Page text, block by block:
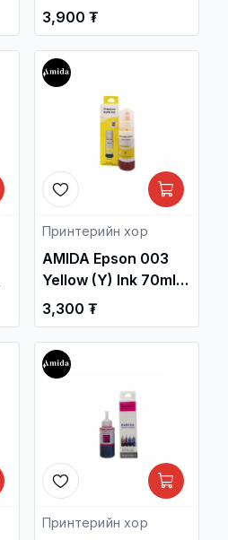
OEM /L31xx, L32xx/ /
Принтерийн хор /
3,900 ₮
Принтерийн хор
AMIDA Epson 003
Yellow (Y) Ink 70ml
OEM /L31xx, L32xx/ /
Принтерийн хор /
3,300 ₮
Принтерийн хор